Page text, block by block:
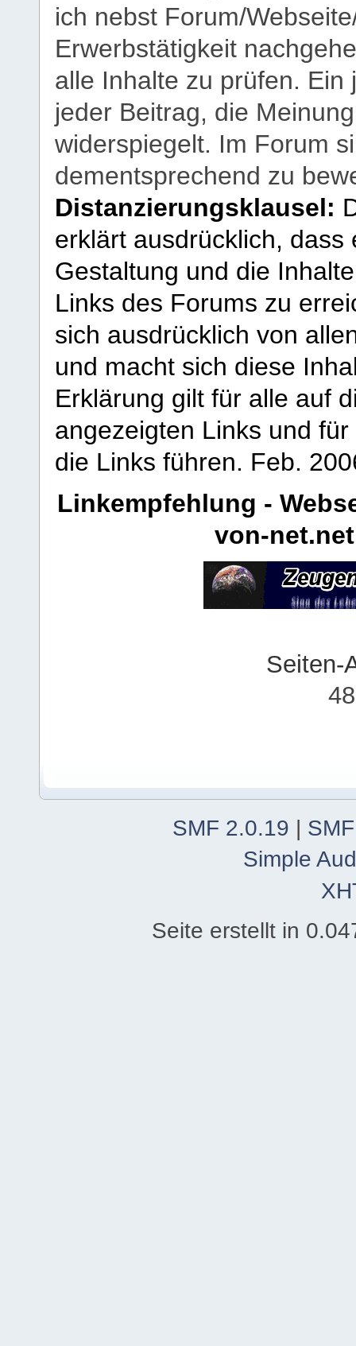
ich nebst Forum/
Erwerbstätigkeit
alle Inhalte zu prüfen.
jeder Beitrag, die
widerspiegelt. Im Forum
dementsprechend zu
Distanzierungsklausel:
erklärt ausdrücklich,
Gestaltung und die
Links des Forums zu
sich ausdrücklich von
und macht sich diese
Erklärung gilt für alle auf
angezeigten Links und
die Links führen. Feb.
Linkempfehlung -
von-net.net
Seiten-
SMF 2.0.19 |
Simple
Seite erstellt in